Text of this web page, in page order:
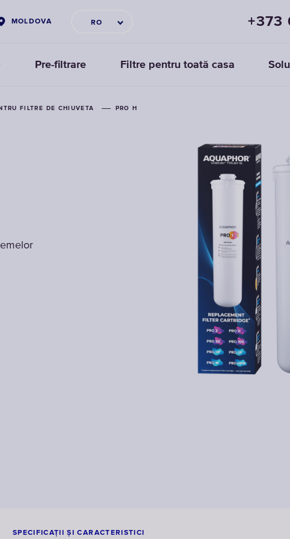
MOLDOVA RO +373
Pre-filtrare Filtre pentru toată casa
FILTRE DE CHIUVETA PRO H
FILTRE DE CHIUVETA PRO H
SPECIFICAŢII ŞI CARACTERISTICI